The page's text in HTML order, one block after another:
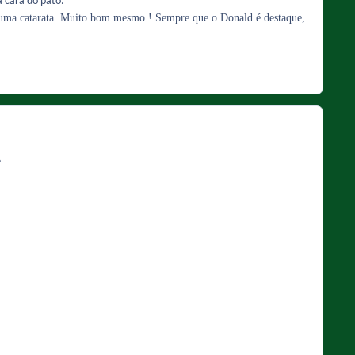
catarata. Muito bom mesmo ! Sempre que o Donald é destaque,